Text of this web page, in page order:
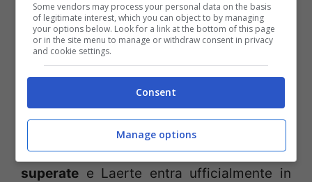
spezzare col machete un palo. Tutto
questo per dare da mangiare al piccolo
Laerte!
Adriano inizia a spaccare il cocco
cantando “
E lasciami spaccaaaaareeee!“.
Risate generali. E ce la fa:tutte le prove
superate e Laerte entra ufficialmente in
Some vendors may process your personal data on the basis
of legitimate interest, which you can object to by managing
your options below. Look for a link at the bottom of this page
or in the site menu to manage or withdraw consent in privacy
and cookie settings.
Consent
Manage options